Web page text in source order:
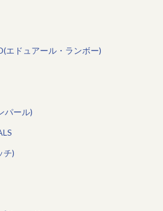
エドュアール・ランボー)
パール)
チ)